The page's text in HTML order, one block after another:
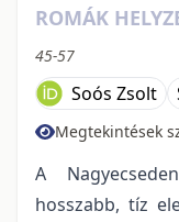
ROMÁK
45-57
Soós Zsolt
Megtekintések
A
hosszabb, tíz